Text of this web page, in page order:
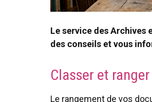
Le service des Archives
des conseils et vous
Classer et
Le rangement de vos